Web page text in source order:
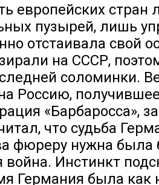
европейских стран
пузырей, лишь
отстаивала свой
на СССР,
соломинки.
Россию,
«Барбаросса»,
что судьба
фюреру нужна была
война. Инстинкт
Германия была как